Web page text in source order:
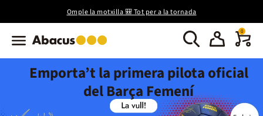
Omple la motxilla 🎒 Tot per a la tornada
0
Emporta’t la primera pilota oficial
del Barça Femení